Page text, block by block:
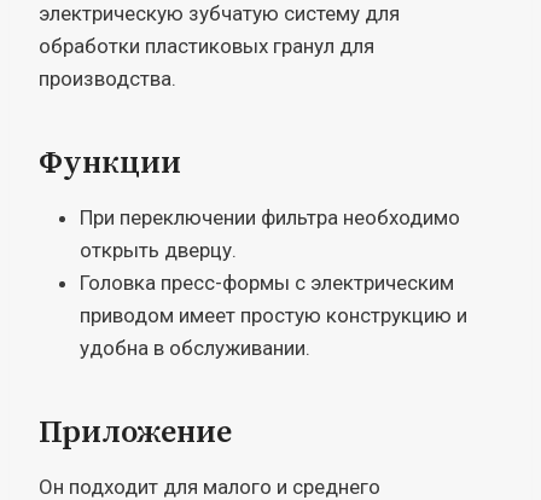
электрическую зубчатую систему для
обработки пластиковых гранул для
производства.
Функции
При переключении фильтра необходимо
открыть дверцу.
Головка пресс-формы с электрическим
приводом имеет простую конструкцию и
удобна в обслуживании.
Приложение
Он подходит для малого и среднего